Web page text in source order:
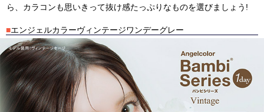
ら、カラコンも思いきって抜け感たっぷりなものを選びましょう!
■エンジェルカラーヴィンテージワンデーグレー